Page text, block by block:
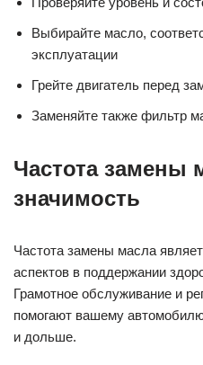
Выбирайте масло,
эксплуатации
Грейте двигатель перед
Заменяйте также фильтр
Частота замены
значимость
Частота замены масла
аспектов в поддержании
Грамотное обслуживание и
помогают вашему
и дольше.